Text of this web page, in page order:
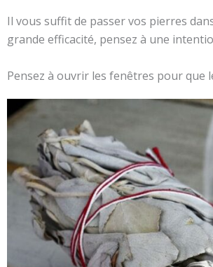
Il vous suffit de passer vos pierres
grande efficacité, pensez à une
Pensez à ouvrir les fenêtres pour que